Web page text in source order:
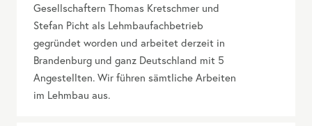
Gesellschaftern Thomas Kretschmer und
Stefan Picht als Lehmbaufachbetrieb
gegründet worden und arbeitet derzeit in
Brandenburg und ganz Deutschland mit 5
Angestellten. Wir führen sämtliche Arbeiten
im Lehmbau aus.